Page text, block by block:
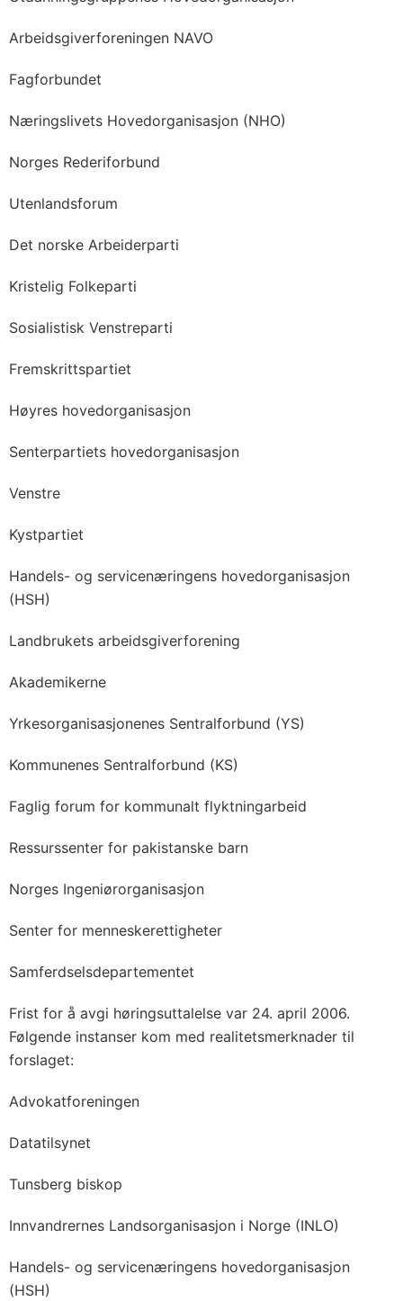
Arbeidsgiverforeningen NAVO
Fagforbundet
Næringslivets Hovedorganisasjon (NHO)
Norges Rederiforbund
Utenlandsforum
Det norske Arbeiderparti
Kristelig Folkeparti
Sosialistisk Venstreparti
Fremskrittspartiet
Høyres hovedorganisasjon
Senterpartiets hovedorganisasjon
Venstre
Kystpartiet
Handels- og servicenæringens hovedorganisasjon
(HSH)
Landbrukets arbeidsgiverforening
Akademikerne
Yrkesorganisasjonenes Sentralforbund (YS)
Kommunenes Sentralforbund (KS)
Faglig forum for kommunalt flyktningarbeid
Ressurssenter for pakistanske barn
Norges Ingeniørorganisasjon
Senter for menneskerettigheter
Samferdselsdepartementet
Frist for å avgi høringsuttalelse var 24. april 2006.
Følgende instanser kom med realitetsmerknader til
forslaget:
Advokatforeningen
Datatilsynet
Tunsberg biskop
Innvandrernes Landsorganisasjon i Norge (INLO)
Handels- og servicenæringens hovedorganisasjon
(HSH)